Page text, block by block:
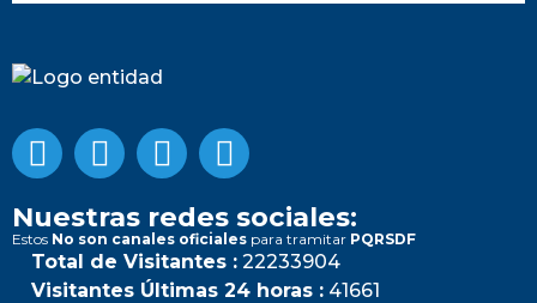
Nuestras redes sociales:
Estos No son canales oficiales para tramitar PQRSDF
Total de Visitantes : 22233904
Visitantes Últimas 24 horas : 41661